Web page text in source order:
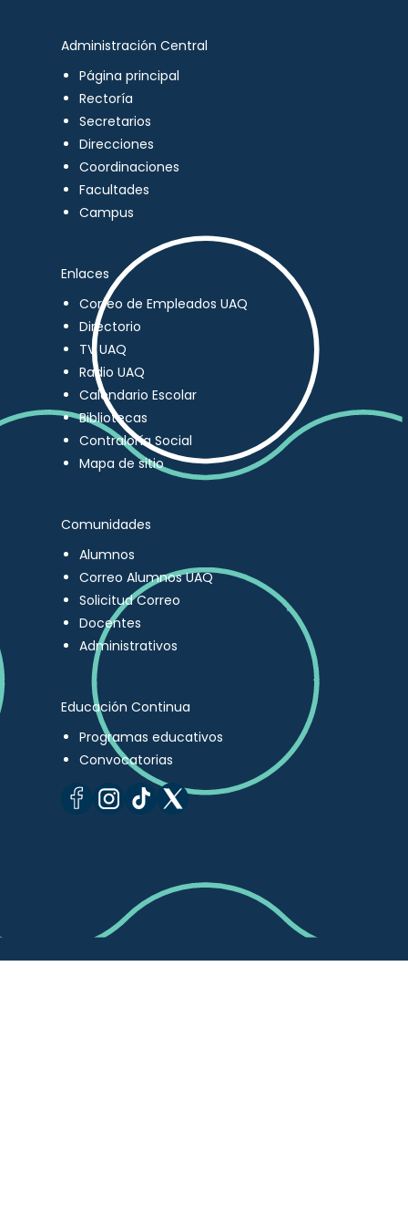
Administración Central
Página principal
Rectoría
Secretarios
Direcciones
Coordinaciones
Facultades
Campus
Enlaces
Correo de Empleados UAQ
Directorio
TV UAQ
Radio UAQ
Calendario Escolar
Bibliotecas
Contraloría Social
Mapa de sitio
Comunidades
Alumnos
Correo Alumnos UAQ
Solicitud Correo
Docentes
Administrativos
Educación Continua
Programas educativos
Convocatorias